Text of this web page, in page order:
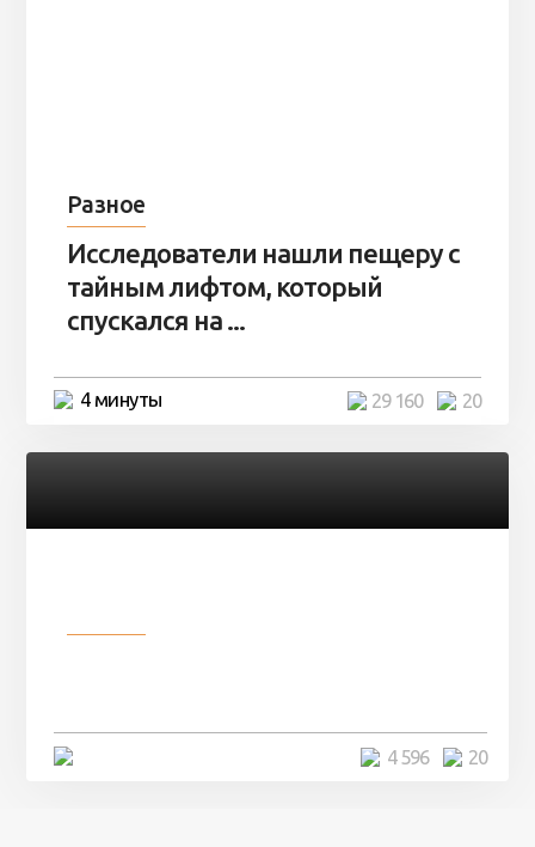
Разное
Исследователи нашли пещеру с
тайным лифтом, который
спускался на ...
4 минуты 20
29 160
20
4 596